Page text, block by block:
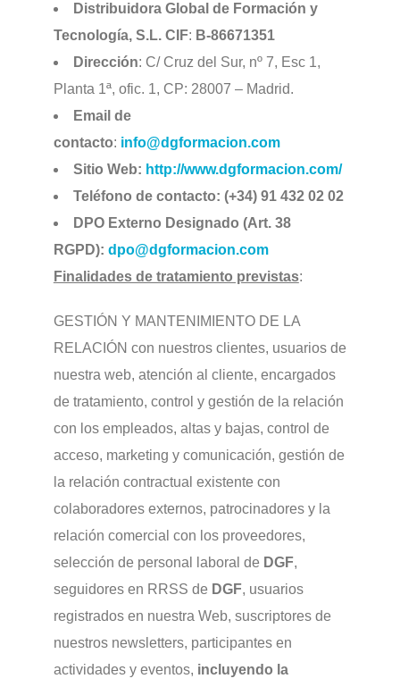
Distribuidora Global de Formación y
Tecnología, S.L. CIF: B-86671351
Dirección: C/ Cruz del Sur, nº 7, Esc 1,
Planta 1ª, ofic. 1, CP: 28007 – Madrid.
Email de
contacto: info@dgformacion.com
Sitio Web: http://www.dgformacion.com/
Teléfono de contacto: (+34) 91 432 02 02
DPO Externo Designado (Art. 38
RGPD): dpo@dgformacion.com
Finalidades de tratamiento previstas:
GESTIÓN Y MANTENIMIENTO DE LA
RELACIÓN con nuestros clientes, usuarios de
nuestra web, atención al cliente, encargados
de tratamiento, control y gestión de la relación
con los empleados, altas y bajas, control de
acceso, marketing y comunicación, gestión de
la relación contractual existente con
colaboradores externos, patrocinadores y la
relación comercial con los proveedores,
selección de personal laboral de DGF,
seguidores en RRSS de DGF, usuarios
registrados en nuestra Web, suscriptores de
nuestros newsletters, participantes en
actividades y eventos, incluyendo la